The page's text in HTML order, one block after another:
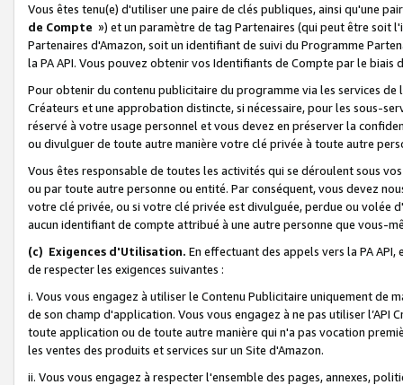
Vous êtes tenu(e) d'utiliser une paire de clés publiques, ainsi qu'une
de Compte ») et un paramètre de tag Partenaires (qui peut être soit
Partenaires d'Amazon, soit un identifiant de suivi du Programme
la PA API. Vous pouvez obtenir vos Identifiants de Compte par le biais
Pour obtenir du contenu publicitaire du programme via les services
Créateurs et une approbation distincte, si nécessaire, pour les sous-
réservé à votre usage personnel et vous devez en préserver la
ou divulguer de toute autre manière votre clé privée à toute autre
Vous êtes responsable de toutes les activités qui se déroulent sous
ou par toute autre personne ou entité. Par conséquent, vous devez
votre clé privée, ou si votre clé privée est divulguée, perdue ou volée
aucun identifiant de compte attribué à une autre personne que vous-
(c) Exigences d'Utilisation. En effectuant des appels vers la PA
de respecter les exigences suivantes :
i. Vous vous engagez à utiliser le Contenu Publicitaire uniquement de
de son champ d'application. Vous vous engagez à ne pas utiliser l’API
toute application ou de toute autre manière qui n'a pas vocation
les ventes des produits et services sur un Site d'Amazon.
ii. Vous vous engagez à respecter l'ensemble des pages, annexes,